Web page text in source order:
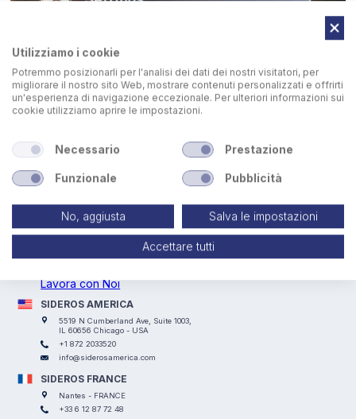
SIDEROS ENGINEERING
Via I° Maggio, 69, I Casoni, 29027 Podenzano (PC) - ITALY
info@siderosengineering.com
Lavora con Noi
SIDEROS AMERICA
5519 N Cumberland Ave, Suite 1003,
IL 60656 Chicago - USA
+1 872 2033520
info@siderosamerica.com
SIDEROS FRANCE
Nantes - FRANCE
+33 6 12 87 72 48
Utilizziamo i cookie
Potremmo posizionarli per l'analisi dei dati dei nostri visitatori, per
migliorare il nostro sito Web, mostrare contenuti personalizzati e offrirti
un'esperienza di navigazione eccezionale. Per ulteriori informazioni sui
cookie utilizziamo aprire le impostazioni.
Necessario Prestazione
Funzionale Pubblicità
No, aggiusta Salva le impostazioni
Accettare tutti